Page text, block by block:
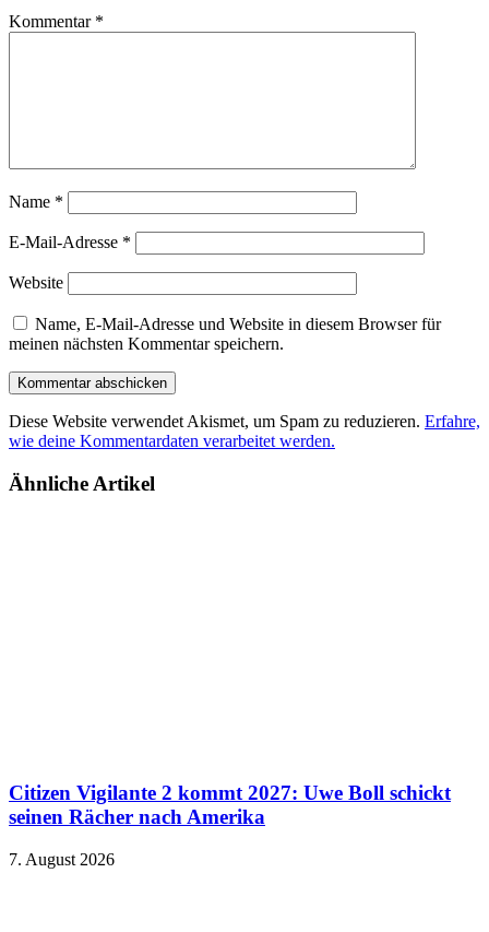
Kommentar *
Name *
E-Mail-Adresse *
Website
Name, E-Mail-Adresse und Website in diesem Browser für
meinen nächsten Kommentar speichern.
Diese Website verwendet Akismet, um Spam zu reduzieren. Erfahre,
wie deine Kommentardaten verarbeitet werden.
Ähnliche Artikel
Citizen Vigilante 2 kommt 2027: Uwe Boll schickt
seinen Rächer nach Amerika
7. August 2026